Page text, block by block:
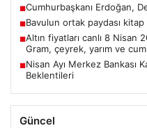
■Cumhurbaşkanı Erdoğan,
■Bavulun ortak paydası kitap
■Altın fiyatları canlı 8 Nisan
Gram, çeyrek, yarım ve
■Nisan Ayı Merkez Bankası
Beklentileri
Güncel